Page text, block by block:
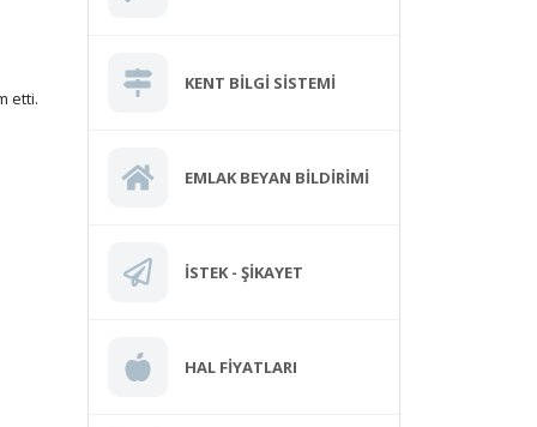
etti.
KENT BILGI SISTEMI
EMLAK BEYAN BILDIRIMI
İSTEK - ŞIKAYET
HAL FIYATLARI